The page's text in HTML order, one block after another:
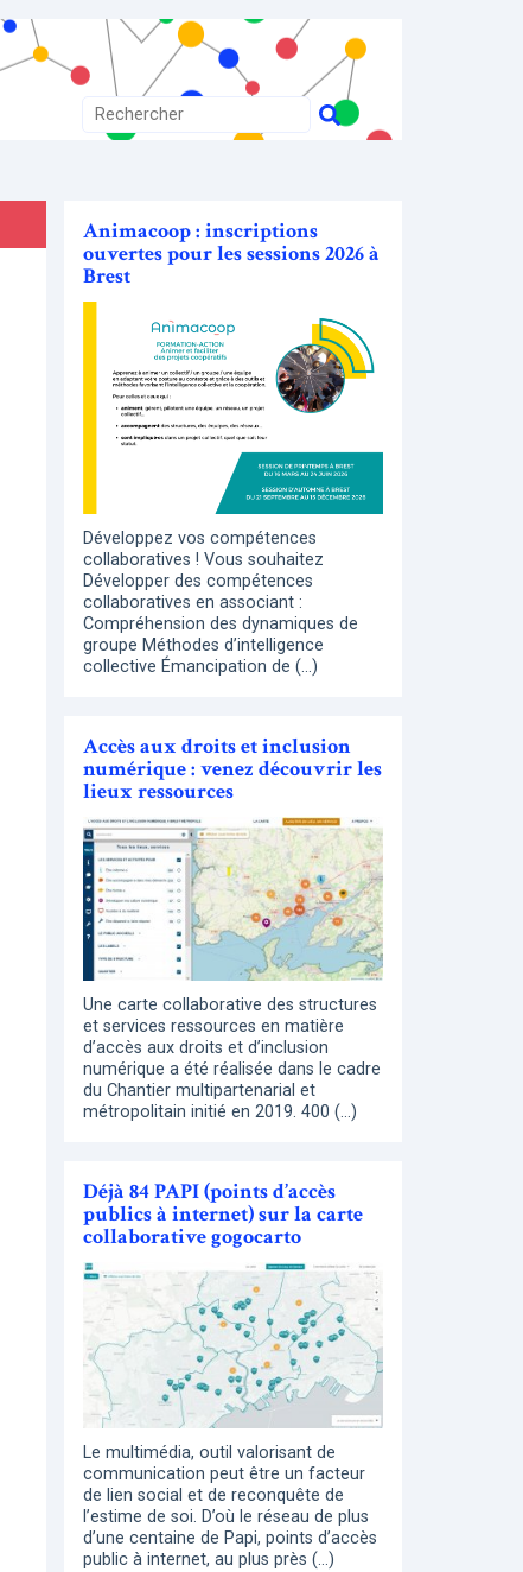
Animacoop : inscriptions
ouvertes pour les sessions 2026 à
Brest
Développez vos compétences
collaboratives ! Vous souhaitez
Développer des compétences
collaboratives en associant :
Compréhension des dynamiques de
groupe Méthodes d’intelligence
collective Émancipation de (…)
Accès aux droits et inclusion
numérique : venez découvrir les
lieux ressources
Une carte collaborative des structures
et services ressources en matière
d’accès aux droits et d’inclusion
numérique a été réalisée dans le cadre
du Chantier multipartenarial et
métropolitain initié en 2019. 400 (…)
Déjà 84 PAPI (points d’accès
publics à internet) sur la carte
collaborative gogocarto
Le multimédia, outil valorisant de
communication peut être un facteur
de lien social et de reconquête de
l’estime de soi. D’où le réseau de plus
d’une centaine de Papi, points d’accès
public à internet, au plus près (…)